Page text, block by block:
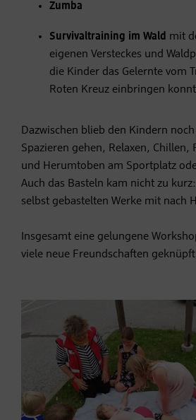
Zumba
Survivaltraining im Wald mit
eigenen Versteckes und
die Kinder das Gelernte vom
Roten Kreuz einbringen
Dazwischen blieb den Kindern
Spazieren gehen, Relaxen, Chillen,
und Herumtoben am Sportplatz
Auch das Basteln kam nicht zu
selbst gebastelten Werke mit nach
Insgesamt eine gelungene
viele neue Freundschaften